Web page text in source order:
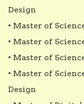
Design
• Master of
• Master of
• Master of
• Master of
Design